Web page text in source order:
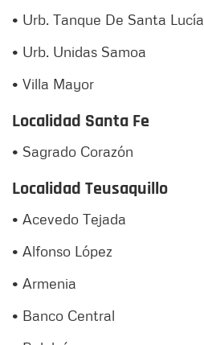
• Urb. Tanque De Santa Lucía
• Urb. Unidas Samoa
• Villa Mayor
Localidad Santa Fe
• Sagrado Corazón
Localidad Teusaquillo
• Acevedo Tejada
• Alfonso López
• Armenia
• Banco Central